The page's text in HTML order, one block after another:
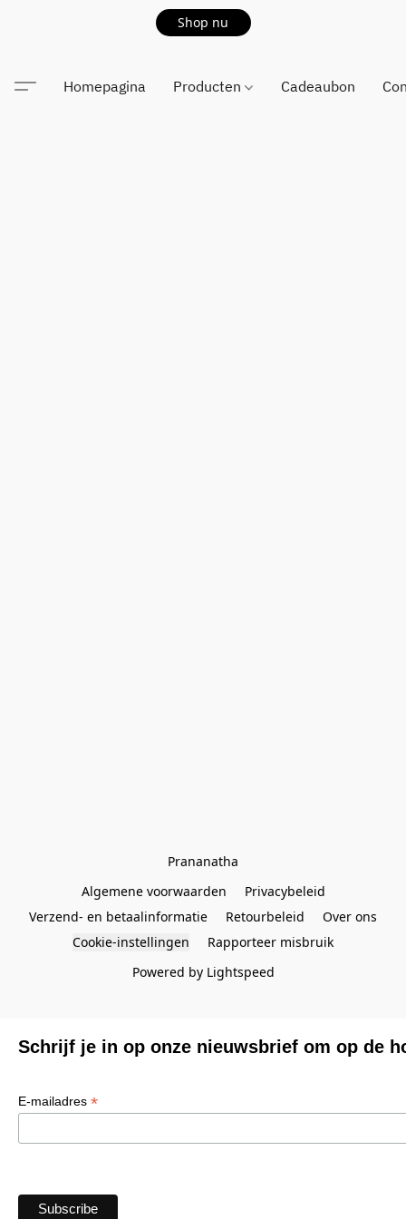
Shop nu
Homepagina Producten Cadeaubon
Prananatha
Algemene voorwaarden
Privacybeleid
Verzend- en betaalinformatie
Retourbeleid
Over ons
Cookie-instellingen
Rapporteer misbruik
Powered by Lightspeed
Schrijf je in op onze nieuwsbrief om op de
E-mailadres *